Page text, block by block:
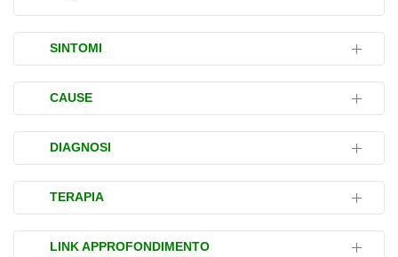
SINTOMI
I disturbi (sintomi) variano in base al tipo di
nervo coinvolto (motorio, sensitivo,
vegetativo) e alla sua localizzazione.
Neuropatia sensoriale
I disturbi causati dalla neuropatia sensoriale
possono essere molto diversi e
CAUSE
In base alle molteplici cause che le
determinano, le neuropatie periferiche
possono essere distinte in:
malattie, all'assunzione di alcuni
DIAGNOSI
L'accertamento (diagnosi) della neuropatia e
delle sue cause è essenziale per definire la
terapia più efficace per curarla. Il medico
TERAPIA
La cura della neuropatia periferica dipende
LINK APPROFONDIMENTO